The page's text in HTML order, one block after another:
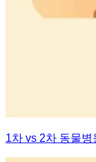
1차 vs 2차 동물병